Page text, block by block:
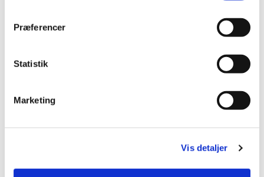
Præferencer
Statistik
Marketing
Vis detaljer